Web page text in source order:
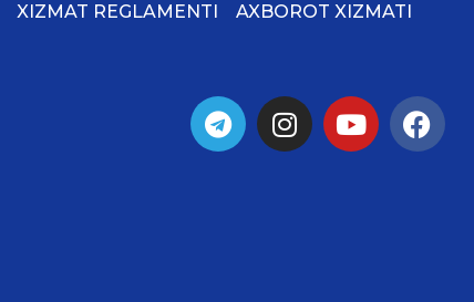
XIZMAT REGLAMENTI AXBOROT XIZMATI